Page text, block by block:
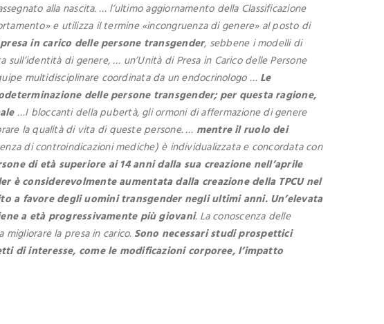
alla nascita. … l’ultimo aggiornamento della Classificazione
e utilizza il termine «incongruenza di genere» al posto di
in carico delle persone transgender, sebbene i modelli di
di genere, … un’Unità di Presa in Carico delle Persone
multidisciplinare coordinata da un endocrinologo … Le
delle persone transgender; per questa ragione,
…I bloccanti della pubertà, gli ormoni di affermazione di genere
la qualità di vita di queste persone. … mentre il ruolo dei
di controindicazioni mediche) è individualizzata e concordata con
di età superiore ai 14 anni dalla sua creazione nell’aprile
è considerevolmente aumentata dalla creazione della TPCU nel
a favore degli uomini transgender negli ultimi anni. Un’elevata
a età progressivamente più giovani. La conoscenza delle
la presa in carico. Sono necessari studi prospettici
di interesse, come le modificazioni corporee, l’impatto